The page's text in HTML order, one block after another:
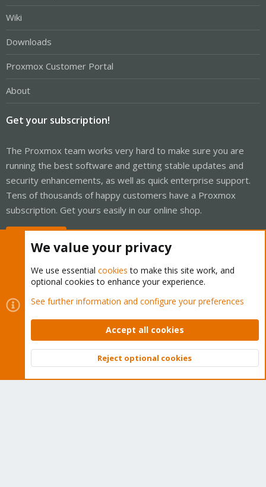
Wiki
Downloads
Proxmox Customer Portal
About
Get your subscription!
The Proxmox team works very hard to make sure you are
running the best software and getting stable updates and
security enhancements, as well as quick enterprise support.
Tens of thousands of happy customers have a Proxmox
subscription. Get yours easily in our online shop.
Cookies
Proxmox Support Forum - Light Mode
Contact us
Terms and rules Privacy policy Help Home
Community platform by XenForo © 2010-2026 XenForo Ltd.
Top
We value your privacy
We use essential cookies to make this site work, and
optional cookies to enhance your experience.
See further information and configure your preferences
Accept all cookies
Reject optional cookies